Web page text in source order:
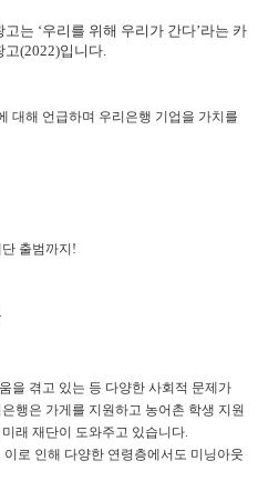
고는 ‘우리를 위해 우리가 간다’라는 카
고(2022)입니다
대해 언급하며 우리은행 기업을 가치를
출범까지!
을 겪고 있는 등 다양한 사회적 문제가
행은 가게를 지원하고 농어촌 학생 지원
래 재단이 도와주고 있습니다.
로 인해 다양한 연령층에서도 미닝아웃